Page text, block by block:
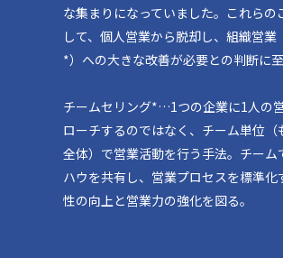
な集まりになっていました。これらの
して、個人営業から脱却し、組織営
*）への大きな改善が必要との判断に至
チームセリング*…1つの企業に1人の
ローチするのではなく、チーム単位
全体）で営業活動を行う手法。チーム
ハウを共有し、営業プロセスを標準化
性の向上と営業力の強化を図る。